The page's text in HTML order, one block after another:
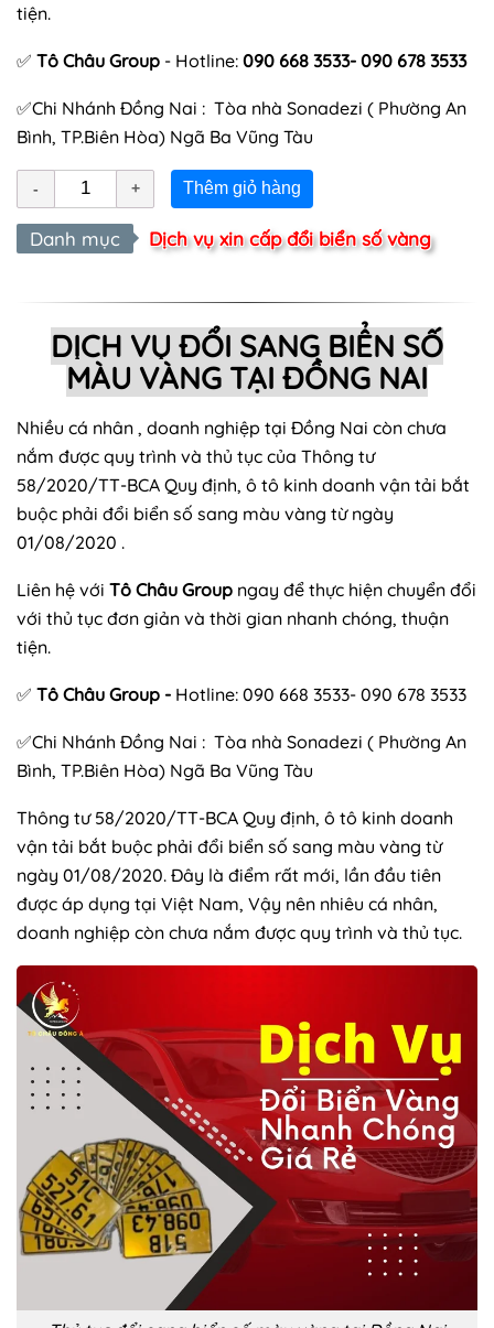
tiện.
✅ Tô Châu Group - Hotline: 090 668 3533- 090 678 3533
✅Chi Nhánh Đồng Nai : Tòa nhà Sonadezi ( Phường An
Bình, TP.Biên Hòa) Ngã Ba Vũng Tàu
Thêm giỏ hàng
Danh mục Dịch vụ xin cấp đổi biển số vàng
DỊCH VỤ ĐỔI SANG BIỂN SỐ
MÀU VÀNG TẠI ĐỒNG NAI
Nhiều cá nhân , doanh nghiệp tại Đồng Nai còn chưa
nắm được quy trình và thủ tục của Thông tư
58/2020/TT-BCA Quy định, ô tô kinh doanh vận tải bắt
buộc phải đổi biển số sang màu vàng từ ngày
01/08/2020 .
Liên hệ với Tô Châu Group ngay để thực hiện chuyển đổi
với thủ tục đơn giản và thời gian nhanh chóng, thuận
tiện.
✅ Tô Châu Group - Hotline: 090 668 3533- 090 678 3533
✅Chi Nhánh Đồng Nai : Tòa nhà Sonadezi ( Phường An
Bình, TP.Biên Hòa) Ngã Ba Vũng Tàu
Thông tư 58/2020/TT-BCA Quy định, ô tô kinh doanh
vận tải bắt buộc phải đổi biển số sang màu vàng từ
ngày 01/08/2020. Đây là điểm rất mới, lần đầu tiên
được áp dụng tại Việt Nam, Vậy nên nhiêu cá nhân,
doanh nghiệp còn chưa nắm được quy trình và thủ tục.